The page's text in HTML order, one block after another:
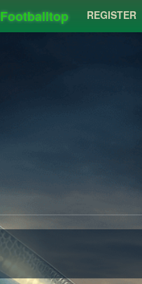
Footballtop REGISTER